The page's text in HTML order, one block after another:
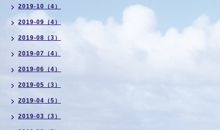
2019-10（4）
2019-09（4）
2019-08（3）
2019-07（4）
2019-06（4）
2019-05（3）
2019-04（5）
2019-03（3）